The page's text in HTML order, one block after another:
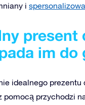
i
present
im do
idealnego prezentu
pomocą przychodzi